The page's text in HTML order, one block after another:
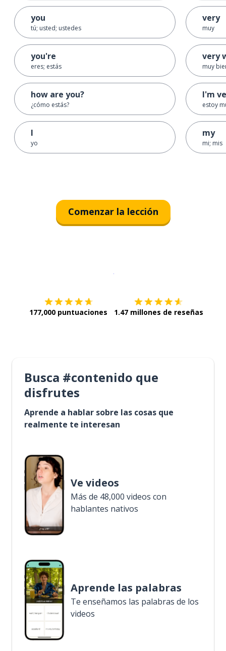
you
tú; usted; ustedes
you're
eres; estás
how are you?
¿cómo estás?
I
yo
very
muy
very
muy
I'm
estoy
my
mi; mis
Comenzar la lección
177,000 puntuaciones 1.47 millones de reseñas
Busca #contenido que
disfrutes
Aprende a hablar sobre las cosas que
realmente te interesan
Ve videos
Más de 48,000 videos con
hablantes nativos
Aprende las palabras
Te enseñamos las palabras de los
videos